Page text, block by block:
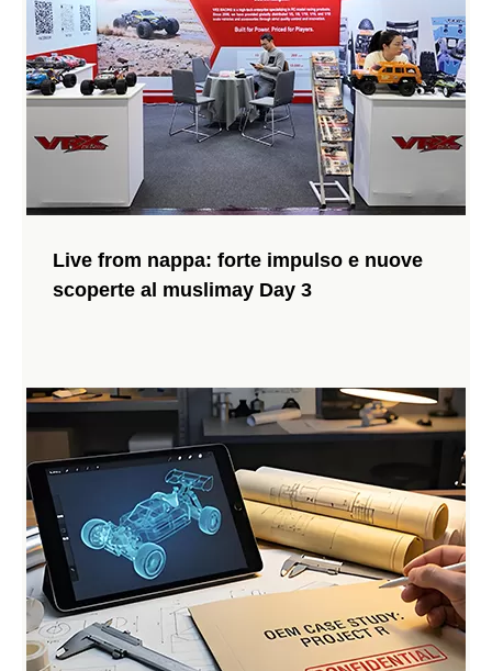
VRX Wyvern RH1026 Unboxing: un'immersione
alte prestazioni VRX
Live from nappa: forte impulso e nuove
scoperte al muslimay Day 3